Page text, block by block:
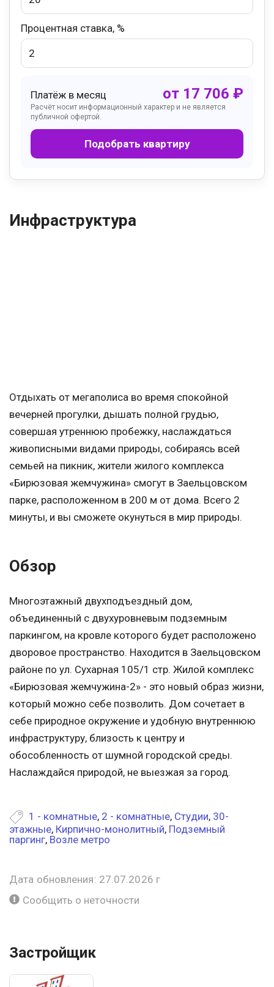
Процентная ставка, %
Платёж в месяц от 17 706 ₽
Расчёт носит информационный характер и не является
публичной офертой.
Подобрать квартиру
Инфраструктура
Отдыхать от мегаполиса во время спокойной
вечерней прогулки, дышать полной грудью,
совершая утреннюю пробежку, наслаждаться
живописными видами природы, собираясь всей
семьей на пикник, жители жилого комплекса
«Бирюзовая жемчужина» смогут в Заельцовском
парке, расположенном в 200 м от дома. Всего 2
минуты, и вы сможете окунуться в мир природы.
Обзор
Многоэтажный двухподъездный дом,
объединенный с двухуровневым подземным
паркингом, на кровле которого будет расположено
дворовое пространство. Находится в Заельцовском
районе по ул. Сухарная 105/1 стр. Жилой комплекс
«Бирюзовая жемчужина-2» - это новый образ жизни,
который можно себе позволить. Дом сочетает в
себе природное окружение и удобную внутреннюю
инфраструктуру, близость к центру и
обособленность от шумной городской среды.
Наслаждайся природой, не выезжая за город.
1 - комнатные, 2 - комнатные, Студии, 30-
этажные, Кирпично-монолитный, Подземный
паргинг, Возле метро
Дата обновления: 27.07.2026 г
Сообщить о неточности
Застройщик